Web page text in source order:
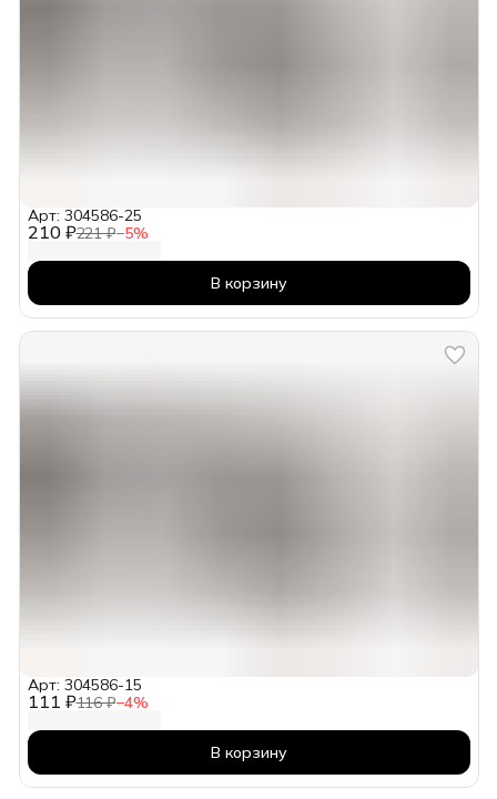
210 ₽221 ₽−5%
Арт: 304586-25
В корзину
111 ₽116 ₽−4%
Арт: 304586-15
В корзину